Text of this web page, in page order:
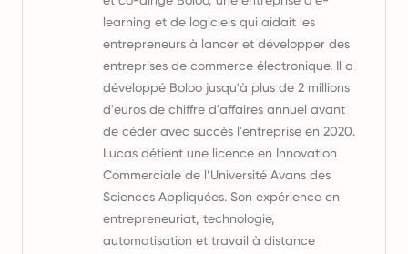
learning et de logiciels qui aidait les
entrepreneurs à lancer et développer des
entreprises de commerce électronique. Il a
développé Boloo jusqu'à plus de 2 millions
d'euros de chiffre d'affaires annuel avant
de céder avec succès l'entreprise en 2020.
Lucas détient une licence en Innovation
Commerciale de l’Université Avans des
Sciences Appliquées. Son expérience en
entrepreneuriat, technologie,
automatisation et travail à distance